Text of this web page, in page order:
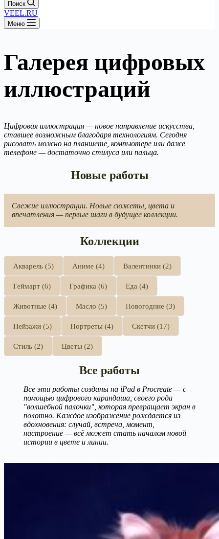
Поиск
VEEL.RU
Меню
Галерея цифровых
иллюстраций
Цифровая иллюстрация — новое направление искусства,
ставшее возможным благодаря технологиям. Сегодня
рисовать можно на планшете, компьютере или даже
телефоне — достаточно стилуса или пальца.
Новые работы
Свежие иллюстрации. Новые сюжеты, цвета и
впечатления — первые шаги в будущее коллекции.
Коллекции
Акварель (5) Аниме (4) Валентинки (2)
Геймарт (6) Графика (6) Еда (4)
Животные (4) Масло (5) Новогодние (3)
Пейзажи (5) Портреты (4) Скетчи (17)
Стиль (2) Цветы (2)
Все работы
Все эти работы созданы на iPad в Procreate — с
помощью цифрового карандаша, своего рода
"волшебной палочки", которая превращает экран в
полотно. Каждое изображение рождается из
вдохновения: случай, встреча, момент,
настроение — всё может стать началом новой
истории в цвете и линии.